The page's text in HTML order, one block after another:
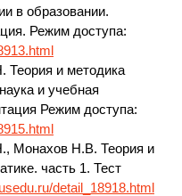
в образовании.
Режим доступа:
Теория и методика
и учебная
Режим доступа:
Монахов Н.В. Теория и
часть 1. Тест
detail_18918.html